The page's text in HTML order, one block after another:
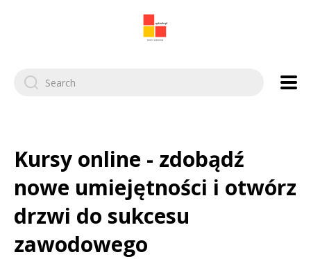
Search
for:
Kursy online - zdobądź
nowe umiejętności i otwórz
drzwi do sukcesu
zawodowego